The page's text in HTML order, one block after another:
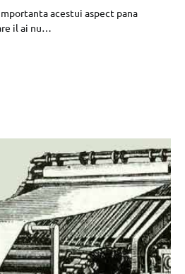
acestui aspect pana
il ai nu…